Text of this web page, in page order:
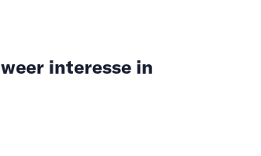
interesse in